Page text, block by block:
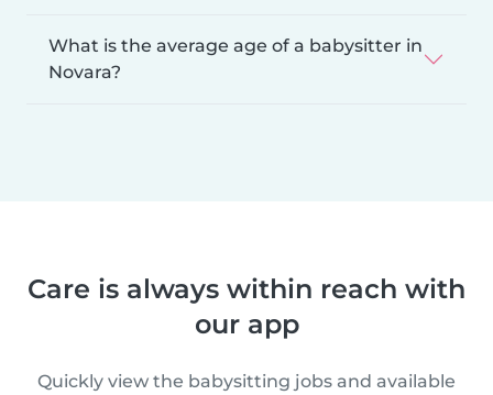
What is the average age of a babysitter in
Novara?
Care is always within reach with
our app
Quickly view the babysitting jobs and available